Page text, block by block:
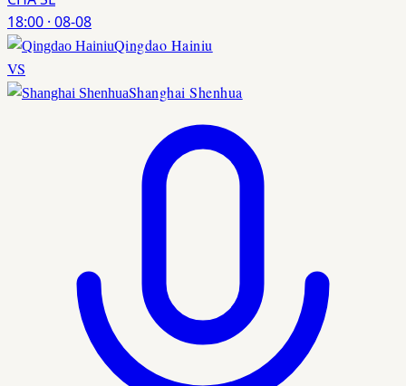
18:00 · 08-08
Qingdao Hainiu
VS
Shanghai Shenhua